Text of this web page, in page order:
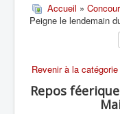
Accueil »
Peigne le lendemain
Revenir à la catégorie
Repos